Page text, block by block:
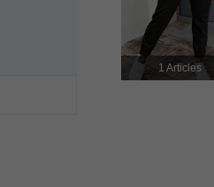
4.89
1 Articles